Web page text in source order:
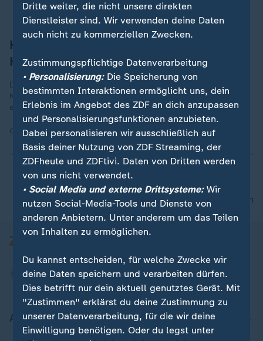
Heidi Klum: Ein Kleid wie eine zweite
Haut
Das hautfarbene, körperbetonte Lacklederkleid saß an Heidi
Klums Körper wie eine zweite Haut. Der Nachteil: Es war so
eng, dass sie kaum laufen konnte.
Quelle:AP
nach oben
Aktuell bei ZDFheute
Dritte weiter, die nicht unsere direkten
Dienstleister sind. Wir verwenden deine Daten
auch nicht zu kommerziellen Zwecken.
Zustimmungspflichtige Datenverarbeitung
• Personalisierung:Die Speicherung von
bestimmten Interaktionen ermöglicht uns, dein
Erlebnis im Angebot des ZDF an dich anzupassen
und Personalisierungsfunktionen anzubieten.
Dabei personalisieren wir ausschließlich auf
Basis deiner Nutzung von ZDF Streaming, der
ZDFheute und ZDFtivi. Daten von Dritten werden
von uns nicht verwendet.
• Social Media und externe Drittsysteme:Wir
nutzen Social-Media-Tools und Dienste von
anderen Anbietern. Unter anderem um das Teilen
von Inhalten zu ermöglichen.
Du kannst entscheiden, für welche Zwecke wir
deine Daten speichern und verarbeiten dürfen.
Dies betrifft nur dein aktuell genutztes Gerät. Mit
"Zustimmen" erklärst du deine Zustimmung zu
unserer Datenverarbeitung, für die wir deine
Einwilligung benötigen. Oder du legst unter